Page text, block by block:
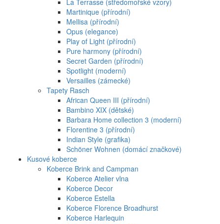
La Terrasse (středomořské vzory)
Martinique (přírodní)
Mellisa (přírodní)
Opus (elegance)
Play of Light (přírodní)
Pure harmony (přírodní)
Secret Garden (přírodní)
Spotlight (moderní)
Versailles (zámecké)
Tapety Rasch
African Queen III (přírodní)
Bambino XIX (dětské)
Barbara Home collection 3 (moderní)
Florentine 3 (přírodní)
Indian Style (grafika)
Schöner Wohnen (domácí značkové)
Kusové koberce
Koberce Brink and Campman
Koberce Atelier vlna
Koberce Decor
Koberce Estella
Koberce Florence Broadhurst
Koberce Harlequin